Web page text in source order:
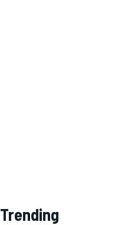
Trending